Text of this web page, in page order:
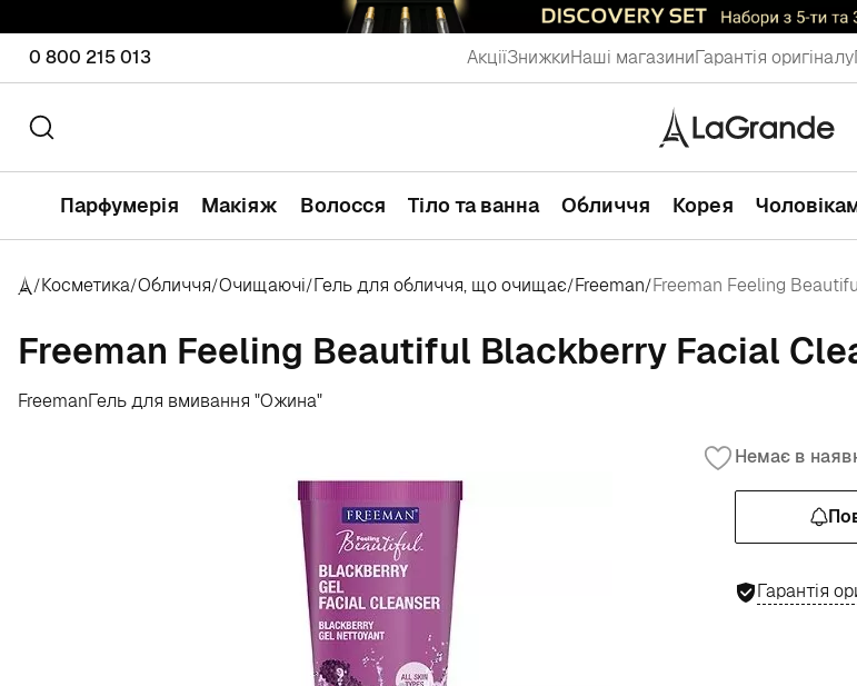
0 800 215 013 АкціїЗнижкиНаші магазиниГарантія оригіналу
Парфумерія Макіяж Волосся Тіло та ванна Обличчя Корея
/Косметика/Обличчя/Очищаючі/Гель для обличчя, що очищає/Freeman/Freeman Feeling
Freeman Feeling Beautiful Blackberry Facial
FreemanГель для вмивання "Ожина"
Немає в
Гарантія